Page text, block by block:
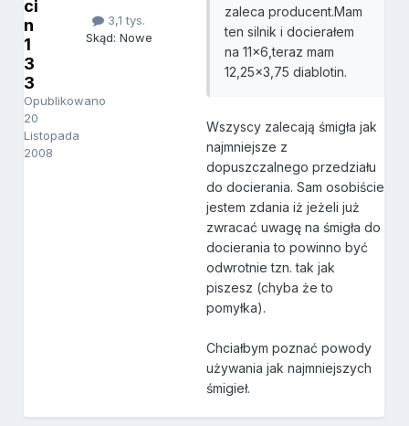
ci
n
1
3
3
Opublikowano
20
Listopada
2008
3,1 tys.
Skąd: Nowe
zaleca producent.Mam
ten silnik i docierałem
na 11x6,teraz mam
12,25x3,75 diablotin.
Wszyscy zalecają śmigła jak
najmniejsze z
dopuszczalnego przedziału
do docierania. Sam osobiście
jestem zdania iż jeżeli już
zwracać uwagę na śmigła do
docierania to powinno być
odwrotnie tzn. tak jak
piszesz (chyba że to
pomyłka).
Chciałbym poznać powody
używania jak najmniejszych
śmigieł.